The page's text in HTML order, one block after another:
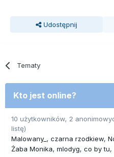
Udostępnij
Tematy
Kto jest online?
10 użytkowników, 2
listę)
Malowany_
czarna rzodkiew
Żaba Monika mlodyg co by tu